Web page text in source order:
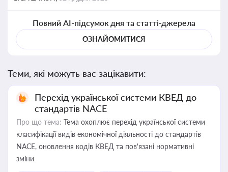
Повний AI-підсумок дня та статті-джерела
ОЗНАЙОМИТИСЯ
Теми, які можуть вас зацікавити:
Перехід української системи КВЕД до
стандартів NACE
Про що тема: Тема охоплює перехід української системи
класифікації видів економічної діяльності до стандартів
NACE, оновлення кодів КВЕД та пов'язані нормативні
зміни